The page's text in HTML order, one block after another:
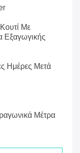
Με
Εξαγωγικής
Ημέρες Μετά
Μέτρα